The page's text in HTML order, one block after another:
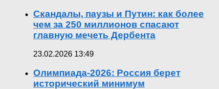
Скандалы, паузы и Путин: как более
чем за 250 миллионов спасают
главную мечеть Дербента
23.02.2026 13:49
Олимпиада-2026: Россия берет
исторический минимум